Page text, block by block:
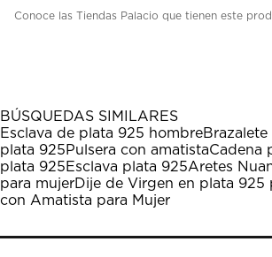
Conoce las Tiendas Palacio que tienen este
BÚSQUEDAS SIMILARES
Esclava de plata 925 hombre
plata 925Pulsera con amatistaCadena
plata 925Esclava plata 925Aretes
para mujerDije de Virgen en plata 925
con Amatista para Mujer